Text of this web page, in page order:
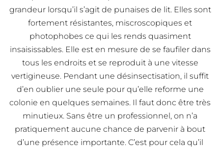
grandeur lorsqu’il s’agit de punaises de lit. Elles sont
fortement résistantes, miscroscopiques et
photophobes ce qui les rends quasiment
insaisissables. Elle est en mesure de se faufiler dans
tous les endroits et se reproduit à une vitesse
vertigineuse. Pendant une désinsectisation, il suffit
d’en oublier une seule pour qu’elle reforme une
colonie en quelques semaines. Il faut donc être très
minutieux. Sans être un professionnel, on n’a
pratiquement aucune chance de parvenir à bout
d’une présence importante. C’est pour cela qu’il